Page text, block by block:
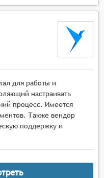
для работы и
настраивать
процесс. Имеется
Также вендор
поддержку и